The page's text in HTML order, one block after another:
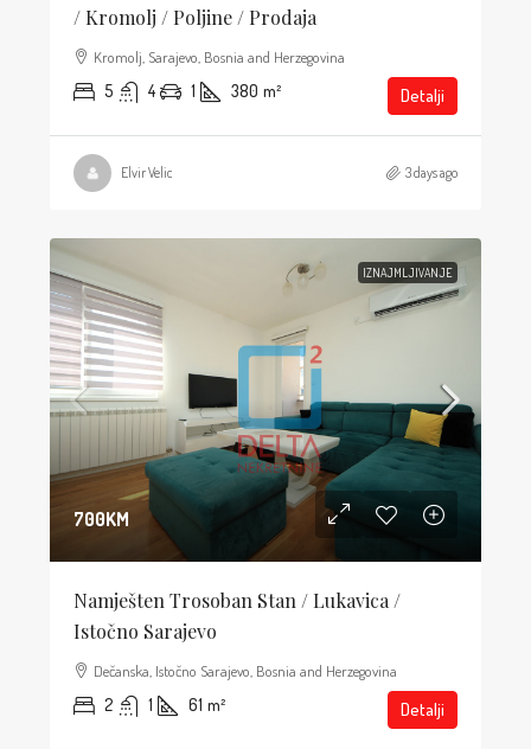
/ Kromolj / Poljine / Prodaja
Kromolj, Sarajevo, Bosnia and Herzegovina
5 4 1 380 m² Detalji
Elvir Velic 3 days ago
IZNAJMLJIVANJE
700KM
Namješten Trosoban Stan / Lukavica /
Istočno Sarajevo
Dečanska, Istočno Sarajevo, Bosnia and Herzegovina
2 1 61 m² Detalji